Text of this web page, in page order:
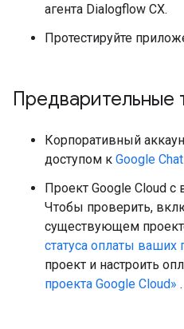
агента Dialogflow CX.
Протестируйте
Предварительные
Корпоративный
доступом к Google Chat
Проект Google Cloud с
Чтобы проверить,
существующем
статуса оплаты ваших
проект и настроить
проекта Google Cloud» .